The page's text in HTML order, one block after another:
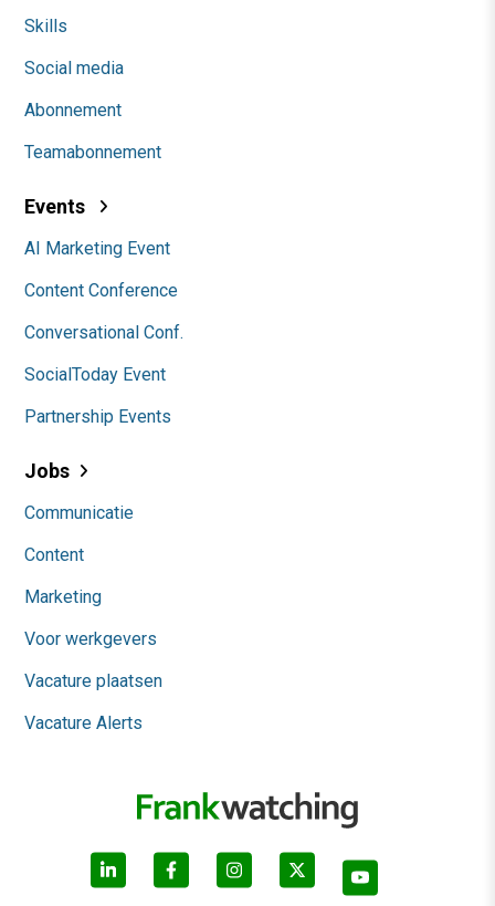
Skills
Social media
Abonnement
Teamabonnement
Events
AI Marketing Event
Content Conference
Conversational Conf.
SocialToday Event
Partnership Events
Jobs
Communicatie
Content
Marketing
Voor werkgevers
Vacature plaatsen
Vacature Alerts